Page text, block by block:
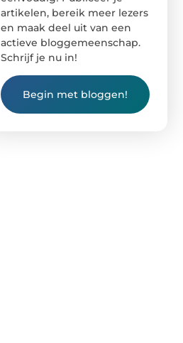
artikelen, bereik meer lezers
en maak deel uit van een
actieve bloggemeenschap.
Schrijf je nu in!
Begin met bloggen!